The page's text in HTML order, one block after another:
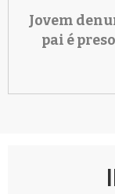
Jovem
pai é